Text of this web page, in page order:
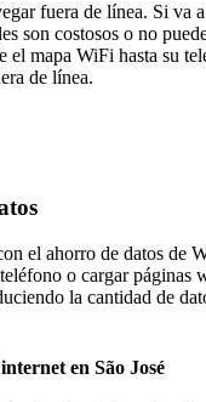
fuera de línea. Si va
son costosos o no
el mapa WiFi hasta su
de línea.
el ahorro de datos de
o cargar páginas
la cantidad de
en São José